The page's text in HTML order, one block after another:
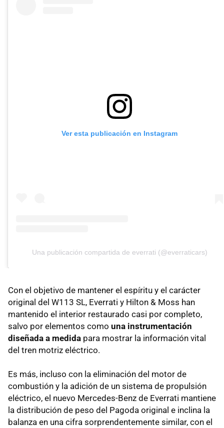
Ver esta publicación en Instagram
Una publicación compartida de everrati (@everraticars)
Con el objetivo de mantener el espíritu y el carácter
original del W113 SL, Everrati y Hilton & Moss han
mantenido el interior restaurado casi por completo,
salvo por elementos como una instrumentación
diseñada a medida para mostrar la información vital
del tren motriz eléctrico.
Es más, incluso con la eliminación del motor de
combustión y la adición de un sistema de propulsión
eléctrico, el nuevo Mercedes-Benz de Everrati mantiene
la distribución de peso del Pagoda original e inclina la
balanza en una cifra sorprendentemente similar, con el